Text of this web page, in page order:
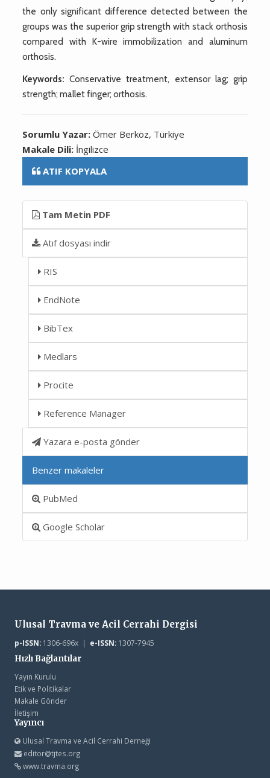
the only significant difference detected between the
groups was the superior grip strength with stack orthosis
compared with K-wire immobilization and aluminum
orthosis.
Keywords: Conservative treatment, extensor lag; grip
strength; mallet finger; orthosis.
Sorumlu Yazar:Ömer Berköz, Türkiye
Makale Dili: İngilizce
ATIF KOPYALA
Tam Metin PDF
Atıf dosyası indir
RIS
EndNote
BibTex
Medlars
Procite
Reference Manager
Yazara e-posta gönder
Benzer makaleler
PubMed
Google Scholar
Ulusal Travma ve Acil Cerrahi Dergisi
p-ISSN:1306-696x | e-ISSN:1307-7945
Hızlı Bağlantılar
Yayın Kurulu
Etik ve Politikalar
Makale Gönder
İletişim
Yayıncı
Ulusal Travma ve Acil Cerrahi Derneği
editor@tjtes.org
www.travma.org